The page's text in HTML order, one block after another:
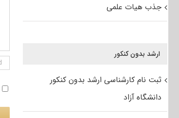
جذب هیات علمی
ارشد بدون کنکور
ثبت نام کارشناسی ارشد بدون کنکور
دانشگاه آزاد